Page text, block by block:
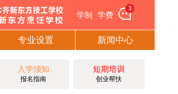
学制 学费
3
专业设置 新闻中心
入学须知
报名指南
短期培训
创业帮扶